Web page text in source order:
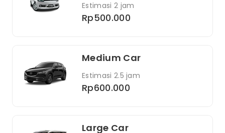
Estimasi 2 jam
Rp500.000
Medium Car
Estimasi 2.5 jam
Rp600.000
Large Car